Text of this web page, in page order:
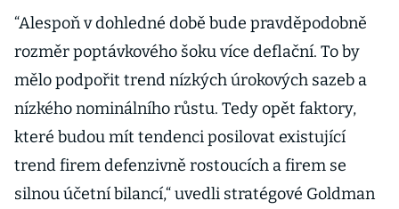
“Alespoň v dohledné době bude pravděpodobně
rozměr poptávkového šoku více deflační. To by
mělo podpořit trend nízkých úrokových sazeb a
nízkého nominálního růstu. Tedy opět faktory,
které budou mít tendenci posilovat existující
trend firem defenzivně rostoucích a firem se
silnou účetní bilancí,“ uvedli stratégové Goldman